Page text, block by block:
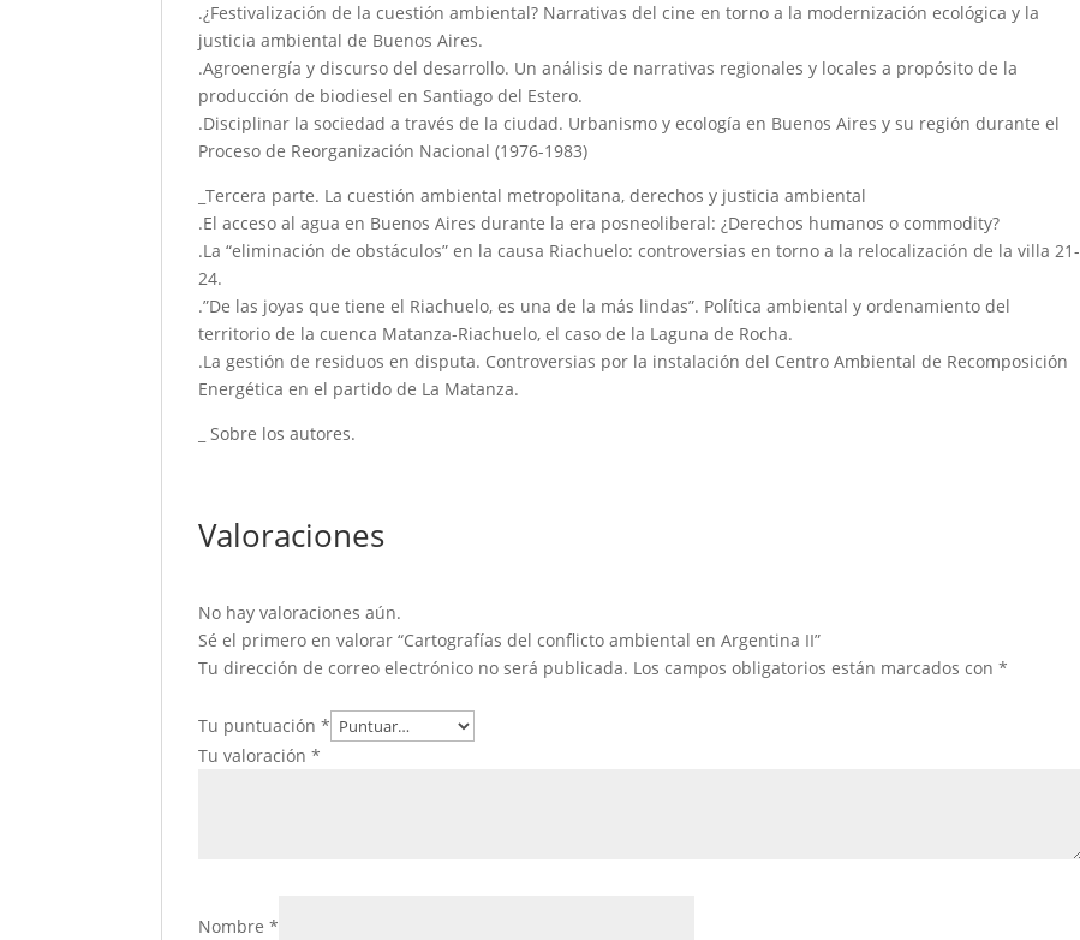
.¿Festivalización de la cuestión ambiental? Narrativas del cine en torno a la modernización ecológica y la
justicia ambiental de Buenos Aires.
.Agroenergía y discurso del desarrollo. Un análisis de narrativas regionales y locales a propósito de la
producción de biodiesel en Santiago del Estero.
.Disciplinar la sociedad a través de la ciudad. Urbanismo y ecología en Buenos Aires y su región durante el
Proceso de Reorganización Nacional (1976-1983)
_Tercera parte. La cuestión ambiental metropolitana, derechos y justicia ambiental
.El acceso al agua en Buenos Aires durante la era posneoliberal: ¿Derechos humanos o commodity?
.La “eliminación de obstáculos” en la causa Riachuelo: controversias en torno a la relocalización de la villa 21-
24.
.”De las joyas que tiene el Riachuelo, es una de la más lindas”. Política ambiental y ordenamiento del
territorio de la cuenca Matanza-Riachuelo, el caso de la Laguna de Rocha.
.La gestión de residuos en disputa. Controversias por la instalación del Centro Ambiental de Recomposición
Energética en el partido de La Matanza.
_ Sobre los autores.
Valoraciones
No hay valoraciones aún.
Sé el primero en valorar “Cartografías del conflicto ambiental en Argentina II”
Tu dirección de correo electrónico no será publicada. Los campos obligatorios están marcados con*
Tu puntuación*
Tu valoración*
Nombre*